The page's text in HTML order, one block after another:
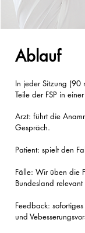
Ablauf
In jeder Sitzung
Teile der FSP in
Arzt: führt die
Gespräch.
Patient: spielt den
Fälle: Wir üben die
Bundesland relevant
Feedback:
und